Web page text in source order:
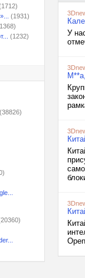
(1931)
(1232)
(38826)
У